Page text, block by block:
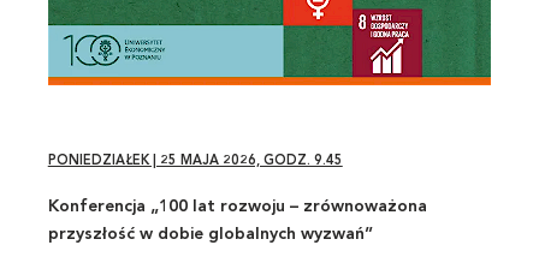
PONIEDZIAŁEK | 25 MAJA 2026, GODZ. 9.45
Konferencja „100 lat rozwoju – zrównoważona
przyszłość w dobie globalnych wyzwań”